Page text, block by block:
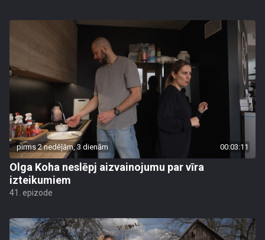
pirms 2 nedēļām, 3 dienām 00:03:11
Olga Koha neslēpj aizvainojumu par vīra
izteikumiem
41. epizode